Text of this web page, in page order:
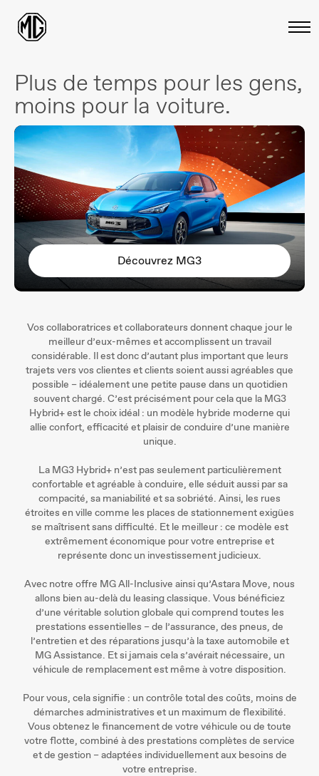
Plus de temps pour les gens,
moins pour la voiture.
Découvrez MG3
Vos collaboratrices et collaborateurs donnent chaque jour le
meilleur d’eux-mêmes et accomplissent un travail
considérable. Il est donc d’autant plus important que leurs
trajets vers vos clientes et clients soient aussi agréables que
possible – idéalement une petite pause dans un quotidien
souvent chargé. C’est précisément pour cela que la MG3
Hybrid+ est le choix idéal : un modèle hybride moderne qui
allie confort, efficacité et plaisir de conduire d’une manière
unique.
La MG3 Hybrid+ n’est pas seulement particulièrement
confortable et agréable à conduire, elle séduit aussi par sa
compacité, sa maniabilité et sa sobriété. Ainsi, les rues
étroites en ville comme les places de stationnement exigües
se maîtrisent sans difficulté. Et le meilleur : ce modèle est
extrêmement économique pour votre entreprise et
représente donc un investissement judicieux.
Avec notre offre MG All-Inclusive ainsi qu’Astara Move, nous
allons bien au-delà du leasing classique. Vous bénéficiez
d’une véritable solution globale qui comprend toutes les
prestations essentielles – de l’assurance, des pneus, de
l’entretien et des réparations jusqu’à la taxe automobile et
MG Assistance. Et si jamais cela s’avérait nécessaire, un
véhicule de remplacement est même à votre disposition.
Pour vous, cela signifie : un contrôle total des coûts, moins de
démarches administratives et un maximum de flexibilité.
Vous obtenez le financement de votre véhicule ou de toute
votre flotte, combiné à des prestations complètes de service
et de gestion – adaptées individuellement aux besoins de
votre entreprise.